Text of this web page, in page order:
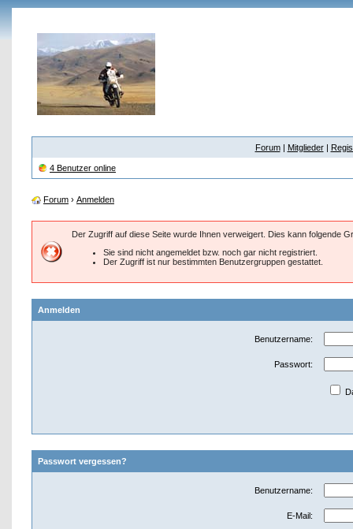
Forum| Mitglieder|
4 Benutzer online
Forum › Anmelden
Der Zugriff auf diese Seite wurde Ihnen verweigert. Dies kann folgende
Sie sind nicht angemeldet bzw. noch gar nicht registriert.
Der Zugriff ist nur bestimmten Benutzergruppen gestattet.
Anmelden
Benutzername:
Passwort:
Passwort vergessen?
Benutzername:
E-Mail: